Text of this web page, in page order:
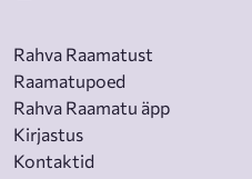
Rahva Raamatust
Raamatupoed
Rahva Raamatu äpp
Kirjastus
Kontaktid